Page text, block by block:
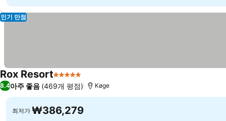
인기 만점
Rox Resort5 성급 요금 보기
8.4아주 좋음 (469개 평점) Køge
최저가 ₩386,279